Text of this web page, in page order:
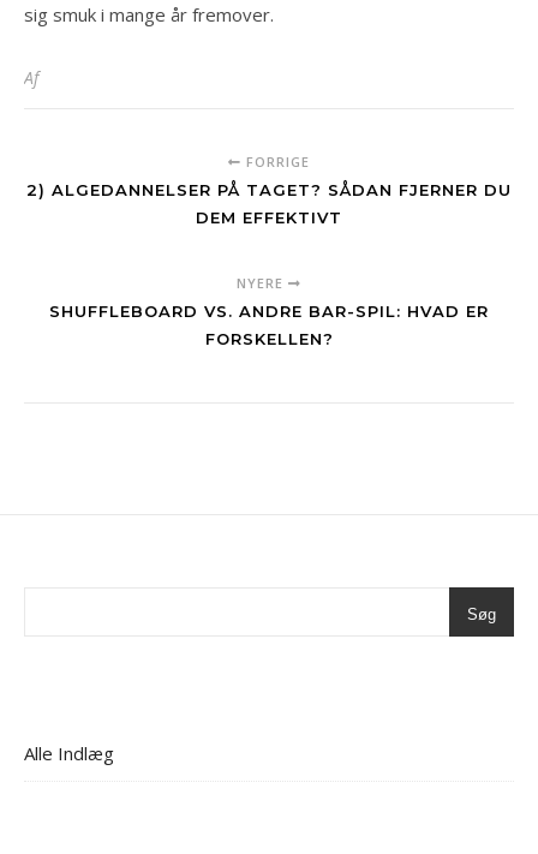
sig smuk i mange år fremover.
Af
FORRIGE
2) ALGEDANNELSER PÅ TAGET? SÅDAN FJERNER DU
DEM EFFEKTIVT
NYERE
SHUFFLEBOARD VS. ANDRE BAR-SPIL: HVAD ER
FORSKELLEN?
Søg
Alle Indlæg